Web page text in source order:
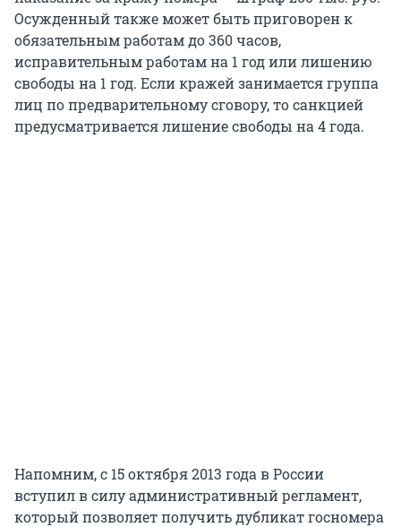
Осужденный также может быть приговорен к
обязательным работам до 360 часов,
исправительным работам на 1 год или лишению
свободы на 1 год. Если кражей занимается группа
лиц по предварительному сговору, то санкцией
предусматривается лишение свободы на 4 года.
Напомним, с 15 октября 2013 года в России
вступил в силу административный регламент,
который позволяет получить дубликат госномера